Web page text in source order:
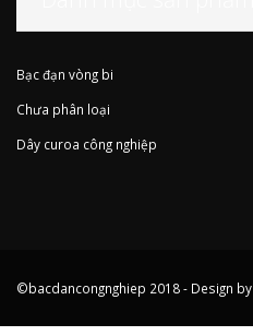
Bạc đạn vòng bi
Chưa phân loại
Dây curoa công nghiệp
©bacdancongnghiep 2018 - Design by